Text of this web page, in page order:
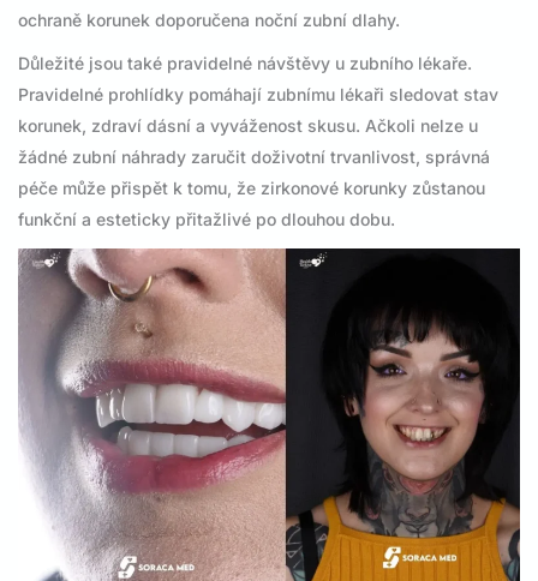
ochraně korunek doporučena noční zubní dlahy.
Důležité jsou také pravidelné návštěvy u zubního lékaře.
Pravidelné prohlídky pomáhají zubnímu lékaři sledovat stav
korunek, zdraví dásní a vyváženost skusu. Ačkoli nelze u
žádné zubní náhrady zaručit doživotní trvanlivost, správná
péče může přispět k tomu, že zirkonové korunky zůstanou
funkční a esteticky přitažlivé po dlouhou dobu.